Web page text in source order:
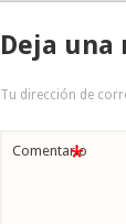
Deja una
Tu dirección de
Comentario
*